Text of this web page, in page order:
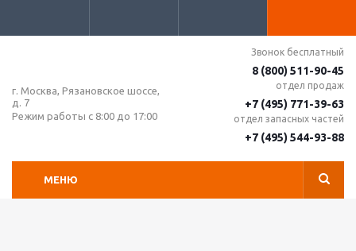
г. Москва, Рязановское шоссе,
д. 7
Режим работы с 8:00 до 17:00
Звонок бесплатный
8 (800) 511-90-45
отдел продаж
+7 (495) 771-39-63
отдел запасных частей
+7 (495) 544-93-88
МЕНЮ